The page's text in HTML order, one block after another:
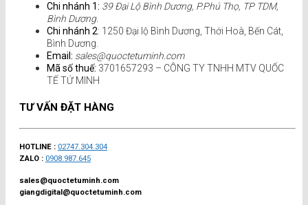
Chi nhánh 1: 39 Đại Lộ Bình Dương, P.Phú Thọ, TP TDM,
Bình Dương.
Chi nhánh 2: 1250 Đại lộ Bình Dương, Thới Hoà, Bến Cát,
Bình Dương.
Email: sales@quoctetuminh.com
Mã số thuế: 3701657293 – CÔNG TY TNHH MTV QUỐC
TẾ TỨ MINH
TƯ VẤN ĐẶT HÀNG
HOTLINE : 02747.304.304
ZALO : 0908.987.645
sales@quoctetuminh.com
giangdigital@quoctetuminh.com